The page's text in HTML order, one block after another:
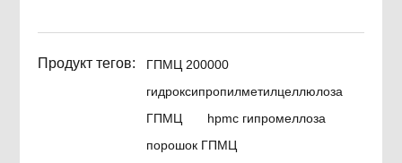
Продукт тегов:
ГПМЦ 200000
гидроксипропилметилцеллюлоза
ГПМЦ
hpmc гипромеллоза
порошок ГПМЦ